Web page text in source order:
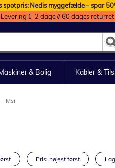
spotpris: Nedis myggefælde – spar
1-2 dage // 60 dages
& Bolig Kabler &
Msi
Pris: højest først